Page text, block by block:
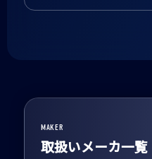
MAKER
取扱いメーカ一覧